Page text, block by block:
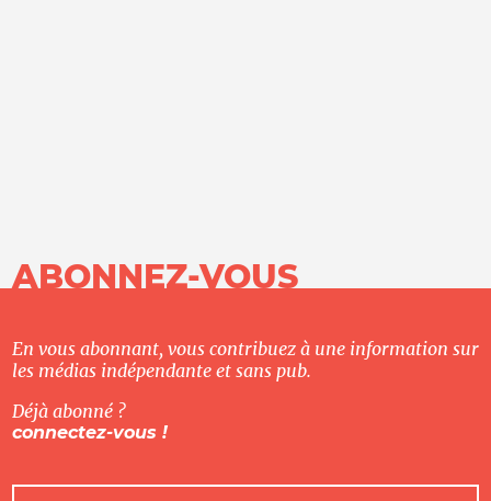
ABONNEZ-VOUS
En vous abonnant, vous contribuez à une information sur
les médias indépendante et sans pub.
Déjà abonné ?
connectez-vous !